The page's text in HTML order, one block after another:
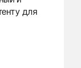
для